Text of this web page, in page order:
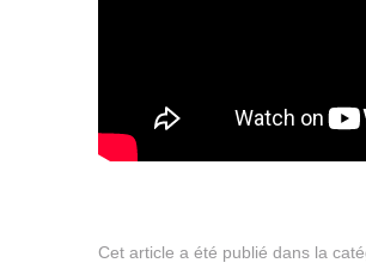
Cet article a été publié dans la